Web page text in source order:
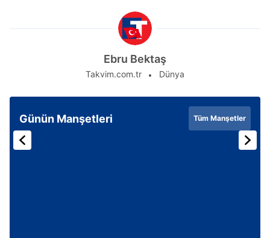
Ebru Bektaş
Takvim.com.tr Dünya
Günün Manşetleri Tüm Manşetler